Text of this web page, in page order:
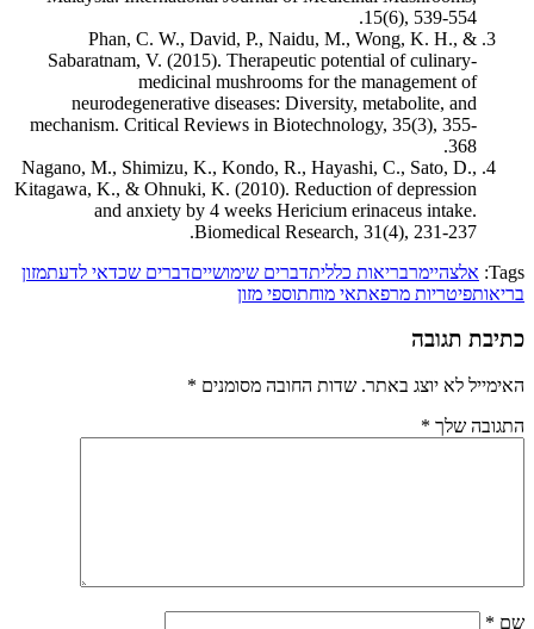
15(6), 539-554.
Phan, C. W., David, P., Naidu, M., Wong, K. H., &
Sabaratnam, V. (2015). Therapeutic potential of culinary-
medicinal mushrooms for the management of
neurodegenerative diseases: Diversity, metabolite, and
mechanism. Critical Reviews in Biotechnology, 35(3), 355-
368.
Nagano, M., Shimizu, K., Kondo, R., Hayashi, C., Sato, D.,
Kitagawa, K., & Ohnuki, K. (2010). Reduction of depression
and anxiety by 4 weeks Hericium erinaceus intake.
Biomedical Research, 31(4), 231-237.
Tags: אלצהיימרבריאות כלליתדברים שימושייםדברים שכדאי לדעתמזון
בריאותפיטריות מרפאתאי מוחתוספי מזון
כתיבת תגובה
האימייל לא יוצג באתר. שדות החובה מסומנים *
התגובה שלך *
שם *